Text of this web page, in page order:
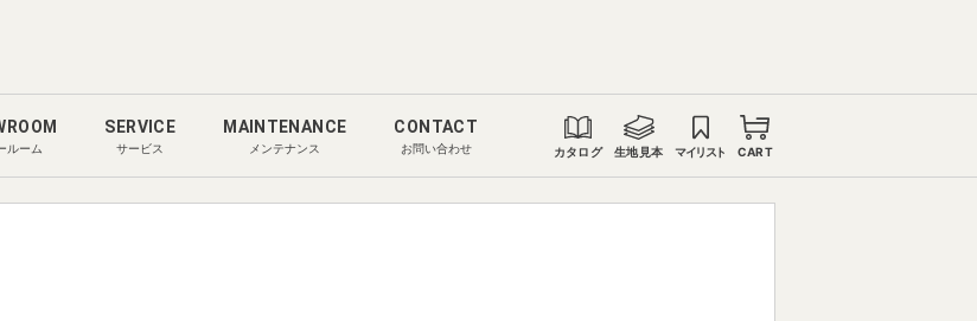
ルーム
SERVICE
サービス
MAINTENANCE
メンテナンス
CONTACT
お問い合わせ カタログ 生地見本 マイリスト CART